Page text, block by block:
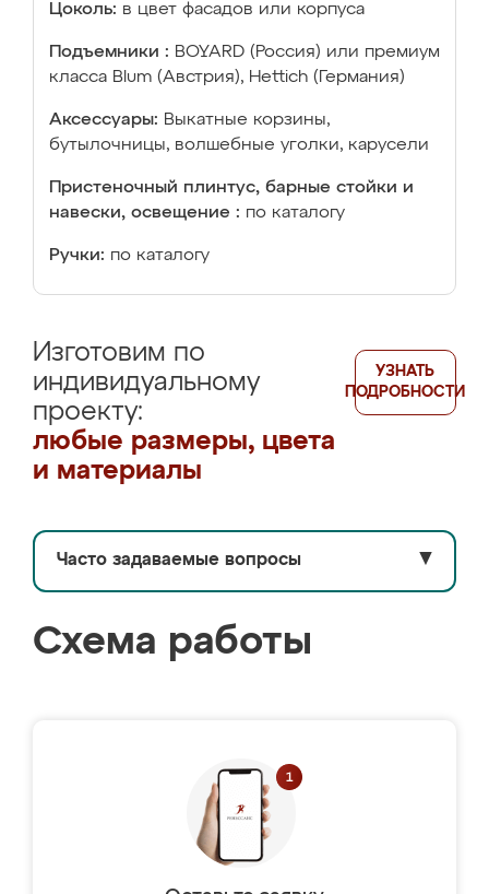
Цоколь: в цвет фасадов или корпуса
Подъемники : BOYARD (Россия) или премиум
класса Blum (Австрия), Hettich (Германия)
Аксессуары: Выкатные корзины,
бутылочницы, волшебные уголки, карусели
Пристеночный плинтус, барные стойки и
навески, освещение : по каталогу
Ручки: по каталогу
Изготовим по
индивидуальному
проекту:
любые размеры, цвета
и материалы
УЗНАТЬ
ПОДРОБНОСТИ
Часто задаваемые вопросы ▼
Схема работы